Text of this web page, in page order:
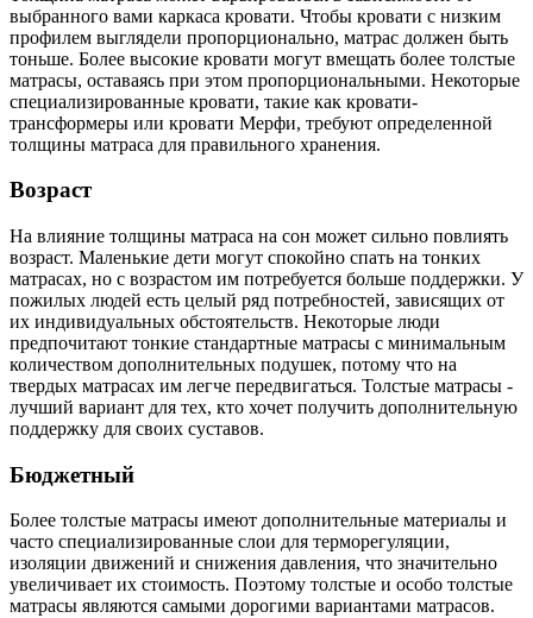
выбранного вами каркаса кровати. Чтобы кровати с низким
профилем выглядели пропорционально, матрас должен быть
тоньше. Более высокие кровати могут вмещать более толстые
матрасы, оставаясь при этом пропорциональными. Некоторые
специализированные кровати, такие как кровати-
трансформеры или кровати Мерфи, требуют определенной
толщины матраса для правильного хранения.
Возраст
На влияние толщины матраса на сон может сильно повлиять
возраст. Маленькие дети могут спокойно спать на тонких
матрасах, но с возрастом им потребуется больше поддержки. У
пожилых людей есть целый ряд потребностей, зависящих от
их индивидуальных обстоятельств. Некоторые люди
предпочитают тонкие стандартные матрасы с минимальным
количеством дополнительных подушек, потому что на
твердых матрасах им легче передвигаться. Толстые матрасы -
лучший вариант для тех, кто хочет получить дополнительную
поддержку для своих суставов.
Бюджетный
Более толстые матрасы имеют дополнительные материалы и
часто специализированные слои для терморегуляции,
изоляции движений и снижения давления, что значительно
увеличивает их стоимость. Поэтому толстые и особо толстые
матрасы являются самыми дорогими вариантами матрасов.